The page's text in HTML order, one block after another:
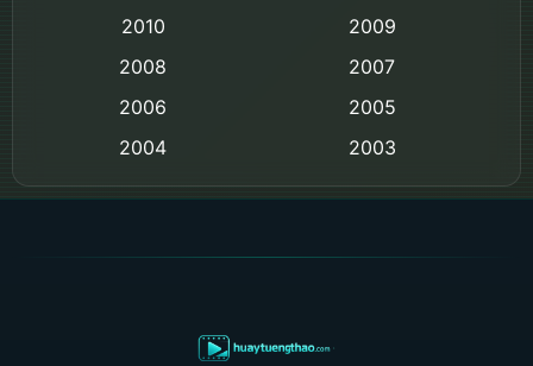
2010
2009
2008
2007
2006
2005
2004
2003
2002
2000